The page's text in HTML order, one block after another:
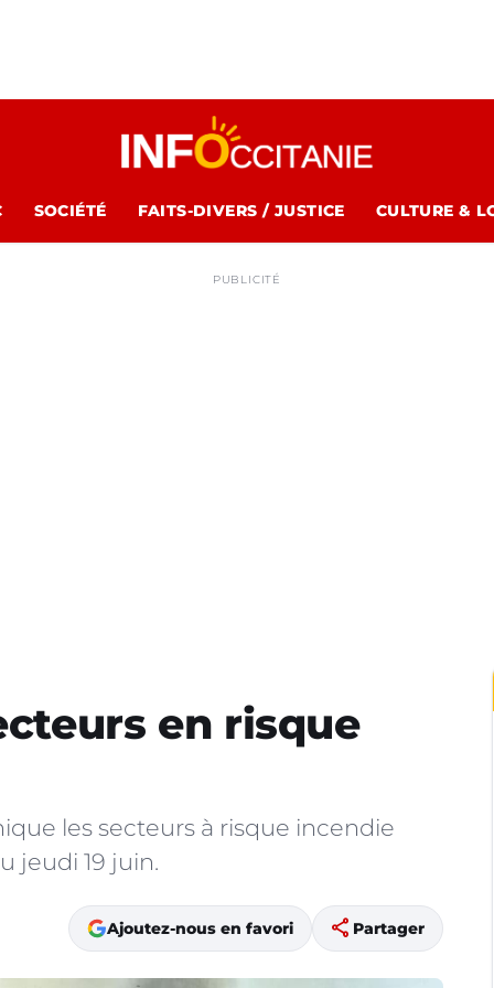
SOCIÉTÉ FAITS-DIVERS / JUSTICE CULTURE &
PUBLICITÉ
en risque
les secteurs à risque incendie
jeudi 19 juin.
Ajoutez-nous en favori share Partager